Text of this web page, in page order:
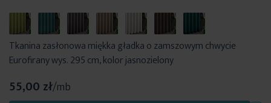
Tkanina zasłonowa miękka gładka o zamszowym chwycie
Eurofirany wys. 295 cm, kolor jasnozielony
55,00 zł/mb